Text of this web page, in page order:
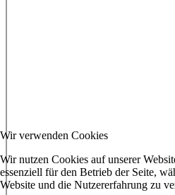
Wir verwenden Cookies
Wir nutzen Cookies auf unserer
essenziell für den Betrieb der Seite,
Website und die Nutzererfahrung zu